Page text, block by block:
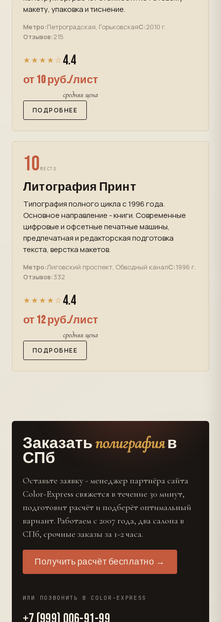
макету, упаковка и тиснение.
Метро:Петроградская, ГорьковскаяС:2010 г.
Отзывов:215
★★★★☆ 4.4
от 10 руб./лист
средняя цена
ПОДРОБНЕЕ
10 МЕСТО
Литография Принт
Типография полного цикла с 1996 года.
Основное направление - книги. Современные
цифровые и офсетные печатные машины,
предпечатная и редакторская подготовка
текста, верстка макетов.
Метро:Лиговский проспект, Обводный каналС:1996 г.
Отзывов:332
★★★★☆ 4.4
от 12 руб./лист
средняя цена
ПОДРОБНЕЕ
Заказатьполиграфияв
СПб
Оставьте заявку - менеджер партнёра сайта
Color-Express свяжется в течение 30 минут,
подготовит расчёт и подберёт оптимальный
вариант. Работаем с 2007 года, два салона в
СПб, срочные заказы за 1-2 часа.
Получить расчёт бесплатно →
ИЛИ ПОЗВОНИТЬ В COLOR-EXPRESS